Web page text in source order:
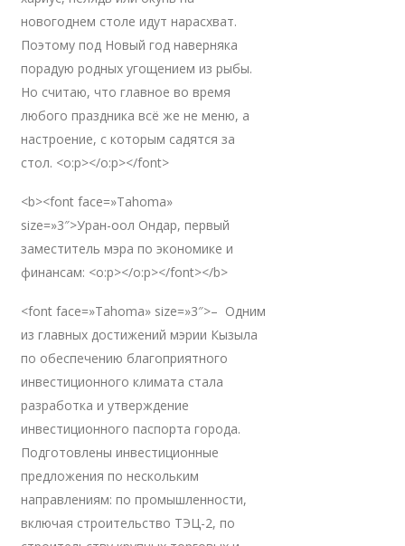
новогоднем столе идут нарасхват.
Поэтому под Новый год наверняка
порадую родных угощением из рыбы.
Но считаю, что главное во время
любого праздника всё же не меню, а
настроение, с которым садятся за
стол. <o:p></o:p></font>
<b><font face=»Tahoma»
size=»3″>Уран-оол Ондар, первый
заместитель мэра по экономике и
финансам: <o:p></o:p></font></b>
<font face=»Tahoma» size=»3″>– Одним
из главных достижений мэрии Кызыла
по обеспечению благоприятного
инвестиционного климата стала
разработка и утверждение
инвестиционного паспорта города.
Подготовлены инвестиционные
предложения по нескольким
направлениям: по промышленности,
включая строительство ТЭЦ-2, по